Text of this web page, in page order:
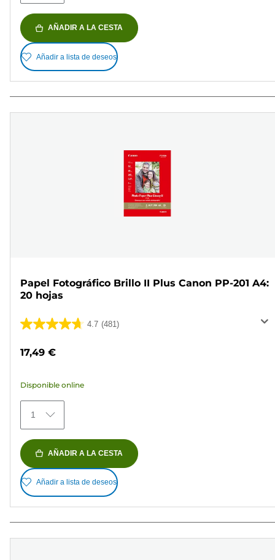
AÑADIR A LA CESTA
Añadir a lista de deseos
Papel Fotográfico Brillo II Plus Canon PP-201 A4:
20 hojas
4.7 (481)
4.7
481
reseñas
17,49 €
Disponible online
1
AÑADIR A LA CESTA
Añadir a lista de deseos